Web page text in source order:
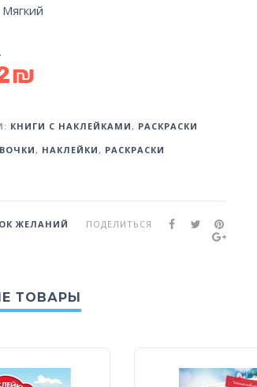
₪
КНИГИ С НАКЛЕЙКАМИ , РАСКРАСКИ
, НАКЛЕЙКИ , РАСКРАСКИ
ЖЕЛАНИЙ ПОДЕЛИТЬСЯ
ТОВАРЫ